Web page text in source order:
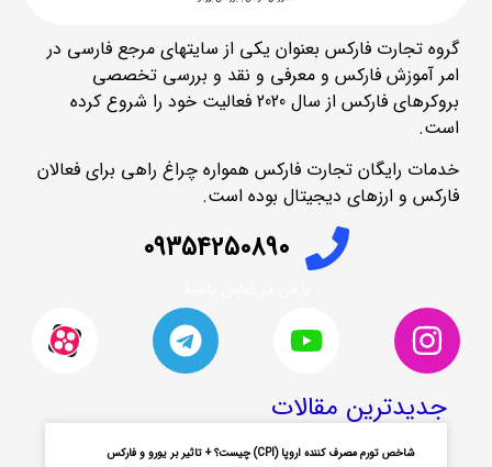
گروه تجارت فارکس بعنوان یکی از سایتهای مرجع فارسی در
امر آموزش فارکس و معرفی و نقد و بررسی تخصصی
بروکرهای فارکس از سال 2020 فعالیت خود را شروع کرده
است.
خدمات رایگان تجارت فارکس همواره چراغ راهی برای فعالان
فارکس و ارزهای دیجیتال بوده است.
09354250890
جدیدترین مقالات
شاخص تورم مصرف کننده اروپا (CPI) چیست؟ + تاثیر بر یورو و فارکس